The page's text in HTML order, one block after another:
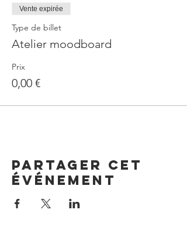
Vente expirée
Type de billet
Atelier moodboard
Prix
0,00 €
Partager cet
événement